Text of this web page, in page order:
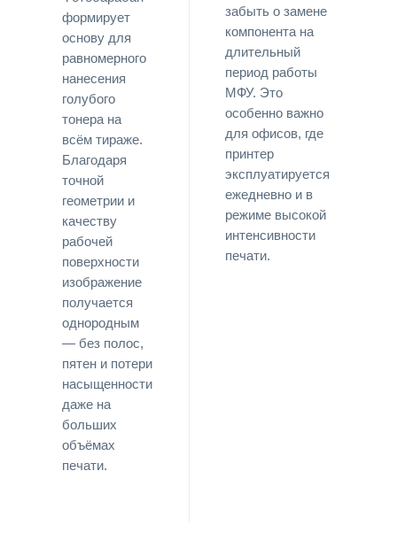
формирует
основу для
равномерного
нанесения
голубого
тонера на
всём тираже.
Благодаря
точной
геометрии и
качеству
рабочей
поверхности
изображение
получается
однородным
— без полос,
пятен и потери
насыщенности
даже на
больших
объёмах
печати.
забыть о замене
компонента на
длительный
период работы
МФУ. Это
особенно важно
для офисов, где
принтер
эксплуатируется
ежедневно и в
режиме высокой
интенсивности
печати.